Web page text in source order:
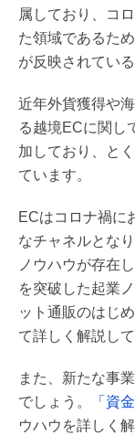
属しており、コ
た領域であるた
が反映されてい
近年外貨獲得や
る越境ECに関し
加しており、と
ています。
ECはコロナ禍に
なチャネルとな
ノウハウが存在
を突破した起業
ット通販のはじ
て詳しく解説して
また、新たな事
でしょう。
「資
ウハウを詳しく